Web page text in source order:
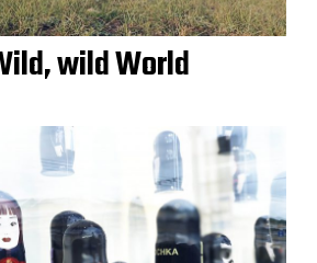
wild World